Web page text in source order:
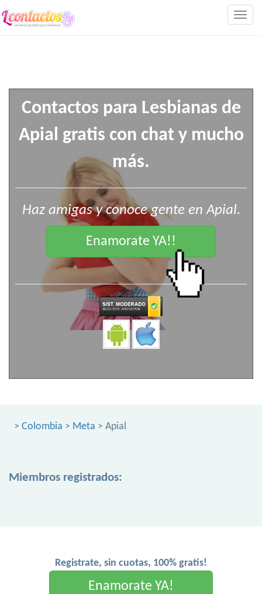
Contactos para Lesbianas de
Apial gratis con chat y mucho
más.
Haz amigas y conoce gente en Apial.
Enamorate YA!!
> Colombia > Meta > Apial
Miembros registrados:
Registrate, sin cuotas, 100% gratis!
Enamorate YA!